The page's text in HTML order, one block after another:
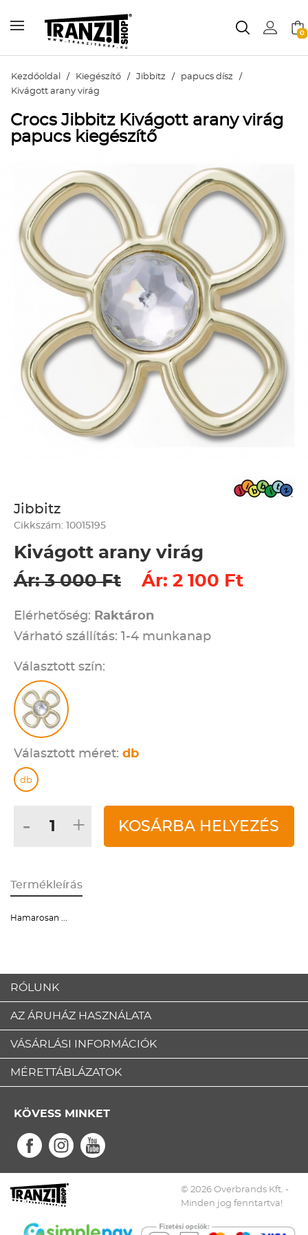
0
Kezdőoldal / Kiegészítő / Jibbitz / papucs dísz /
Kivágott arany virág
Crocs Jibbitz Kivágott arany virág
papucs kiegészítő
Jibbitz
Cikkszám: 10015195
Kivágott arany virág
Ár: 3 000 Ft
Ár: 2 100 Ft
Elérhetőség: Raktáron
Várható szállítás: 1-4 munkanap
Választott szín:
Választott méret: db
db
- + KOSÁRBA HELYEZÉS
Termékleírás
Hamarosan ...
RÓLUNK
AZ ÁRUHÁZ HASZNÁLATA
VÁSÁRLÁSI INFORMÁCIÓK
MÉRETTÁBLÁZATOK
KÖVESS MINKET
© 2026 Overbrands Kft. -
Minden jog fenntartva!